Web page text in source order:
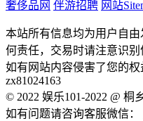
奢侈品网 伴游招聘 网站
本站所有信息均为用户自
何责任，交易时请注意识别
如有网站内容侵害了您的权
zx81024163
© 2022 娱乐101-2022 @ 桐
如有问题请咨询客服微信：